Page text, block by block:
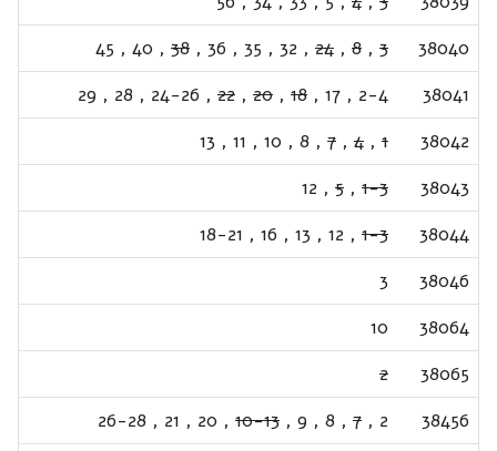
38040
3
,
8
,
24
,
32
,
35
,
36
,
38
,
40
,
45
38041
2-4
,
17
,
18
,
20
,
22
,
24-26
,
28
,
29
38042
1
,
4
,
7
,
8
,
10
,
11
,
13
38043
1-3
,
5
,
12
38044
1-3
,
12
,
13
,
16
,
18-21
38046
3
38064
10
38065
2
38456
2
,
7
,
8
,
9
,
10-13
,
20
,
21
,
26-28